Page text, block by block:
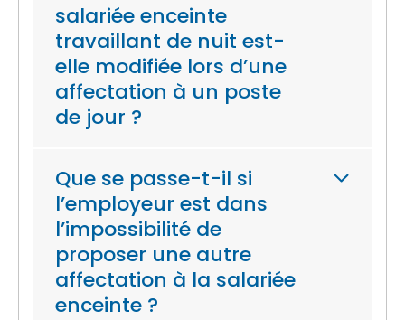
salariée enceinte
travaillant de nuit est-
elle modifiée lors d’une
affectation à un poste
de jour ?
Que se passe-t-il si
l’employeur est dans
l’impossibilité de
proposer une autre
affectation à la salariée
enceinte ?